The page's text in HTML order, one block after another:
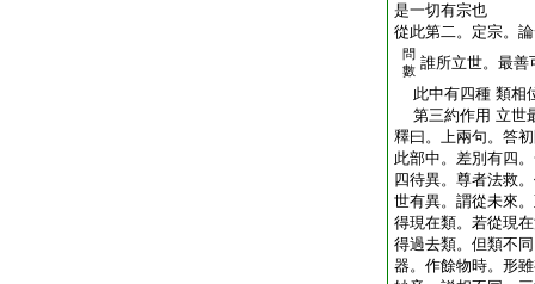
是一切有宗也
從此第二。定宗。
問
數 誰所立世。最善
此中有四種 類相
第三約作用 立世
釋曰。上兩句。答
此部中。差別有四
四待異。尊者法救
世有異。謂從未來
得現在類。若從現
得過去類。但類不
器。作餘物時。形